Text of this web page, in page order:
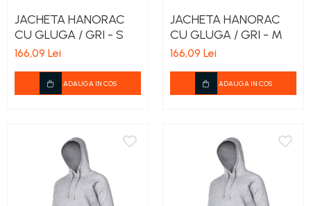
JACHETA HANORAC
CU GLUGA / GRI - S
166,09 Lei
ADAUGA IN COS
JACHETA HANORAC
CU GLUGA / GRI - M
166,09 Lei
ADAUGA IN COS